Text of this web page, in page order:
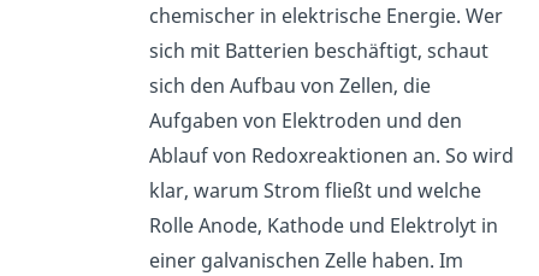
chemischer in elektrische Energie. Wer
sich mit Batterien beschäftigt, schaut
sich den Aufbau von Zellen, die
Aufgaben von Elektroden und den
Ablauf von Redoxreaktionen an. So wird
klar, warum Strom fließt und welche
Rolle Anode, Kathode und Elektrolyt in
einer galvanischen Zelle haben. Im